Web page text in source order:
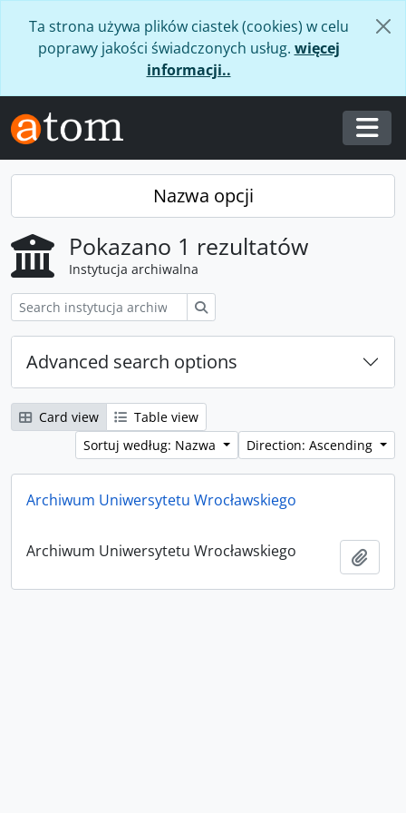
Ta strona używa plików ciastek (cookies) w celu
poprawy jakości świadczonych usług. więcej
informacji..
Nazwa opcji
Pokazano 1 rezultatów
Instytucja archiwalna
Advanced search options
Card view
Table view
Sortuj według: Nazwa
Direction: Ascending
Archiwum Uniwersytetu Wrocławskiego
Archiwum Uniwersytetu Wrocławskiego